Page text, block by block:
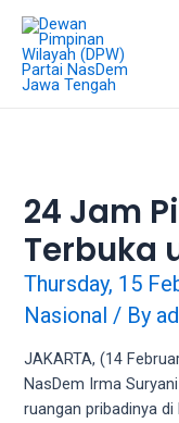
18Tube.tv
free
videos.
You
create
your
user
account
content
24 Jam
Terbuka
Thursday, 15
Nasional / By
JAKARTA, (14
NasDem Irma
ruangan pribadinya